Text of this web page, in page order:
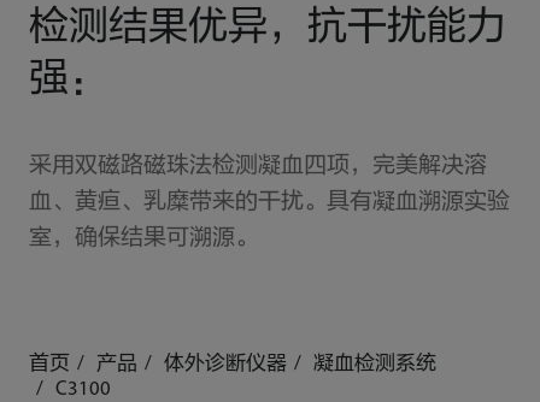
检测结果优异，抗干扰能力
强：
采用双磁路磁珠法检测凝血四项，完美解决溶
血、黄疸、乳糜带来的干扰。具有凝血溯源实验
室，确保结果可溯源。
首页 产品 体外诊断仪器
凝血检测系统
C3100